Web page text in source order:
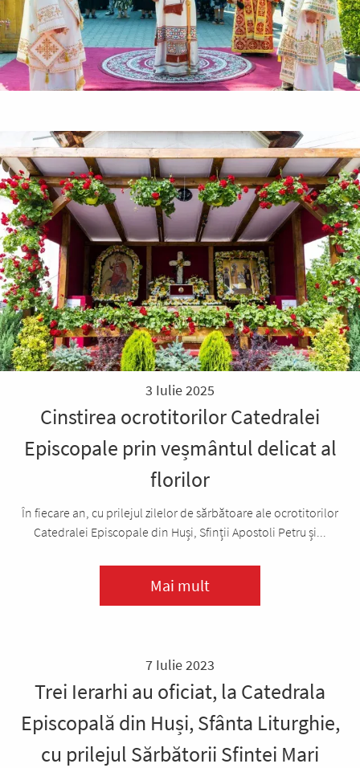
3 Iulie 2025
Cinstirea ocrotitorilor Catedralei
Episcopale prin veșmântul delicat al
florilor
În fiecare an, cu prilejul zilelor de sărbătoare ale ocrotitorilor
Catedralei Episcopale din Huși, Sfinții Apostoli Petru și...
Mai mult
7 Iulie 2023
Trei Ierarhi au oficiat, la Catedrala
Episcopală din Huși, Sfânta Liturghie,
cu prilejul Sărbătorii Sfintei Mari